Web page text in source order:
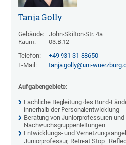
Tanja Golly
Gebäude: John-Skilton-Str. 4a
Raum:
03.B.12
Telefon:
+49 931 31-88650
E-Mail:
tanja.golly@uni-
Aufgabengebiete:
Fachliche Begleitung des Bund-
innerhalb der Personalentwicklung
Beratung von Juniorprofessuren und
Nachwuchsgruppenleitungen
Entwicklungs- und
Juniorprofessur, Retreat